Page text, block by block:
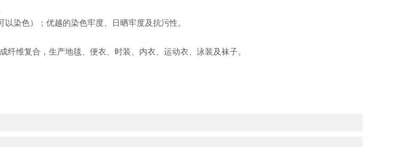
染色）；优越的染色牢度、日晒牢度及抗污性。
维复合，生产地毯、便衣、时装、内衣、运动衣、泳装及袜子。